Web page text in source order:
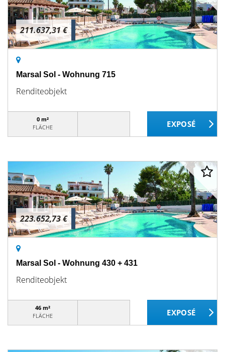
211.637,31 €
Marsal Sol - Wohnung 715
Renditeobjekt
0 m²
FLÄCHE
223.652,73 €
Marsal Sol - Wohnung 430 + 431
Renditeobjekt
46 m²
FLÄCHE